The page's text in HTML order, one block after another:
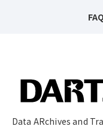
FAQ
Data ARchives and